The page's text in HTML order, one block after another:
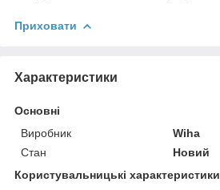
Приховати
Характеристики
Основні
Виробник
Wiha
Стан
Новий
Користувальницькі характеристики